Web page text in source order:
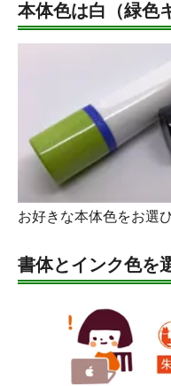
本体色は白（緑色
お好きな本体色をお選
書体とインク色を